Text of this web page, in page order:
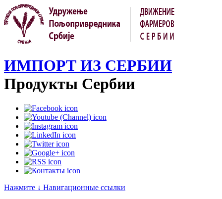
ИМПОРТ ИЗ СЕРБИИ
Продукты Сербии
Нажмите ↓ Навигационные ссылки